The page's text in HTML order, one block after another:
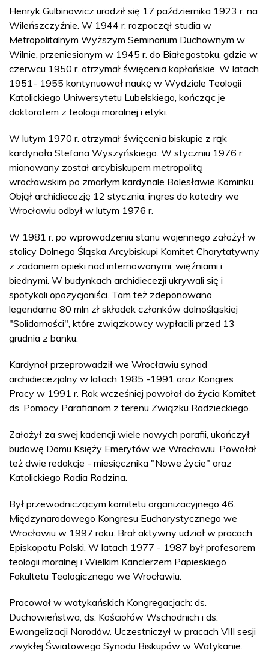
Henryk Gulbinowicz urodził się 17 października 1923 r. na
Wileńszczyźnie. W 1944 r. rozpoczął studia w
Metropolitalnym Wyższym Seminarium Duchownym w
Wilnie, przeniesionym w 1945 r. do Białegostoku, gdzie w
czerwcu 1950 r. otrzymał święcenia kapłańskie. W latach
1951- 1955 kontynuował naukę w Wydziale Teologii
Katolickiego Uniwersytetu Lubelskiego, kończąc je
doktoratem z teologii moralnej i etyki.
W lutym 1970 r. otrzymał święcenia biskupie z rąk
kardynała Stefana Wyszyńskiego. W styczniu 1976 r.
mianowany został arcybiskupem metropolitą
wrocławskim po zmarłym kardynale Bolesławie Kominku.
Objął archidiecezję 12 stycznia, ingres do katedry we
Wrocławiu odbył w lutym 1976 r.
W 1981 r. po wprowadzeniu stanu wojennego założył w
stolicy Dolnego Śląska Arcybiskupi Komitet Charytatywny
z zadaniem opieki nad internowanymi, więźniami i
biednymi. W budynkach archidiecezji ukrywali się i
spotykali opozycjoniści. Tam też zdeponowano
legendarne 80 mln zł składek członków dolnośląskiej
"Solidarności", które związkowcy wypłacili przed 13
grudnia z banku.
Kardynał przeprowadził we Wrocławiu synod
archidiecezjalny w latach 1985 -1991 oraz Kongres
Pracy w 1991 r. Rok wcześniej powołał do życia Komitet
ds. Pomocy Parafianom z terenu Związku Radzieckiego.
Założył za swej kadencji wiele nowych parafii, ukończył
budowę Domu Księży Emerytów we Wrocławiu. Powołał
też dwie redakcje - miesięcznika "Nowe życie" oraz
Katolickiego Radia Rodzina.
Był przewodniczącym komitetu organizacyjnego 46.
Międzynarodowego Kongresu Eucharystycznego we
Wrocławiu w 1997 roku. Brał aktywny udział w pracach
Episkopatu Polski. W latach 1977 - 1987 był profesorem
teologii moralnej i Wielkim Kanclerzem Papieskiego
Fakultetu Teologicznego we Wrocławiu.
Pracował w watykańskich Kongregacjach: ds.
Duchowieństwa, ds. Kościołów Wschodnich i ds.
Ewangelizacji Narodów. Uczestniczył w pracach VIII sesji
zwykłej Światowego Synodu Biskupów w Watykanie.